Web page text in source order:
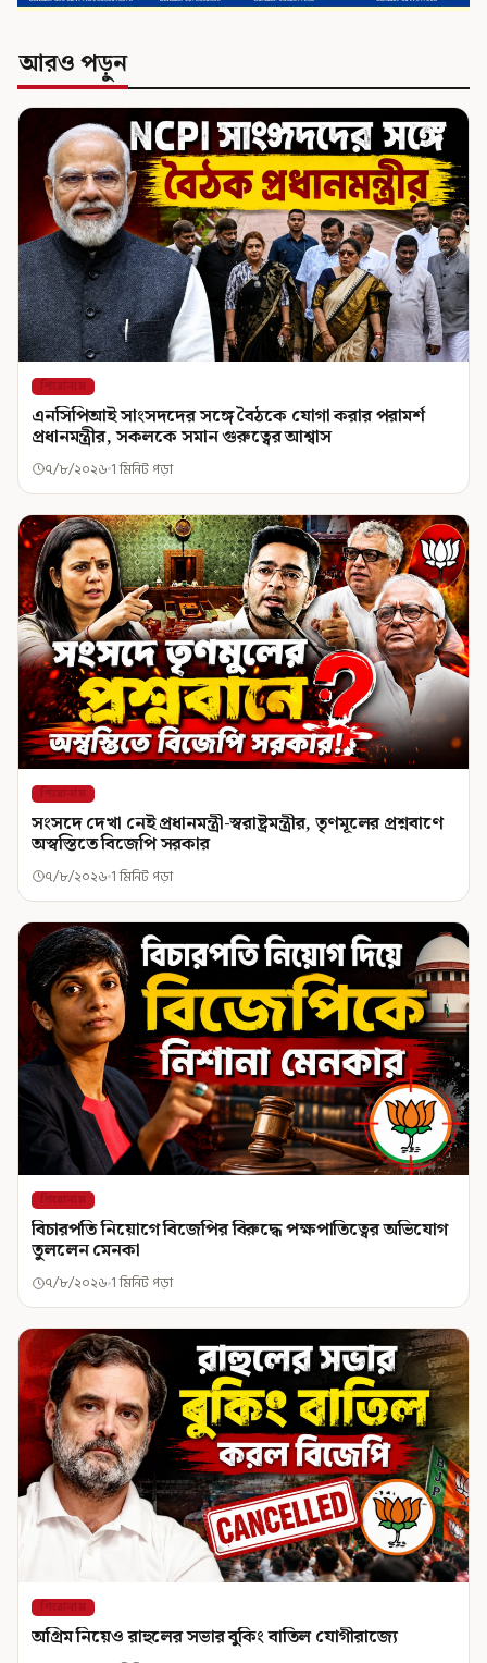
আরও পড়ুন
শিরোনাম
এনসিপিআই সাংসদদের সঙ্গে বৈঠকে যোগা করার পরামর্শ
প্রধানমন্ত্রীর, সকলকে সমান গুরুত্বের আশ্বাস
৭/৮/২০২৬ 1 মিনিট পড়া
শিরোনাম
সংসদে দেখা নেই প্রধানমন্ত্রী-স্বরাষ্ট্রমন্ত্রীর, তৃণমূলের প্রশ্নবাণে
অস্বস্তিতে বিজেপি সরকার
৭/৮/২০২৬ 1 মিনিট পড়া
শিরোনাম
বিচারপতি নিয়োগে বিজেপির বিরুদ্ধে পক্ষপাতিত্বের অভিযোগ
তুললেন মেনকা
৭/৮/২০২৬ 1 মিনিট পড়া
শিরোনাম
অগ্রিম নিয়েও রাহুলের সভার বুকিং বাতিল যোগীরাজ্যে